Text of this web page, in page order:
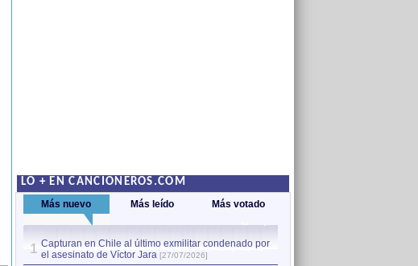
LO + EN CANCIONEROS.COM
Más nuevo Más leído Más votado
1 Capturan en Chile al último exmilitar condenado por
el asesinato de Víctor Jara [27/07/2026]